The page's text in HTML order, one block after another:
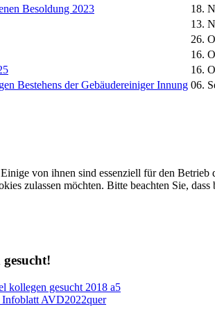
Besoldung 2023
18.
13.
26.
16.
16.
Bestehens der Gebäudereiniger Innung 06.
von ihnen sind essenziell für den
zulassen möchten. Bitte beachten Sie,